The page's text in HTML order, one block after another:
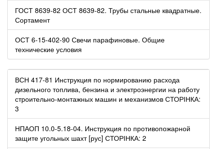
ГОСТ 8639-82 ОСТ 8639-82. Трубы стальные квадратные.
Сортамент
ОСТ 6-15-402-90 Свечи парафиновые. Общие
технические условия
ВСН 417-81 Инструкция по нормированию расхода
дизельного топлива, бензина и электроэнергии на работу
строительно-монтажных машин и механизмов СТОРІНКА:
3
НПАОП 10.0-5.18-04. Инструкция по противопожарной
защите угольных шахт [рус] СТОРІНКА: 2